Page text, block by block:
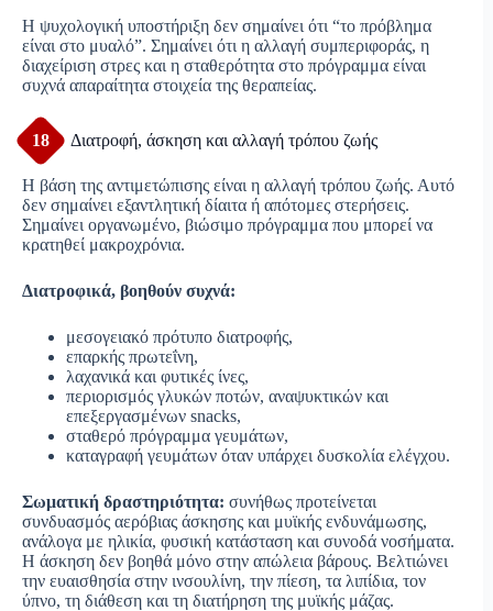
Η ψυχολογική υποστήριξη δεν σημαίνει ότι “το πρόβλημα
είναι στο μυαλό”. Σημαίνει ότι η αλλαγή συμπεριφοράς, η
διαχείριση στρες και η σταθερότητα στο πρόγραμμα είναι
συχνά απαραίτητα στοιχεία της θεραπείας.
18 Διατροφή, άσκηση και αλλαγή τρόπου ζωής
Η βάση της αντιμετώπισης είναι η αλλαγή τρόπου ζωής. Αυτό
δεν σημαίνει εξαντλητική δίαιτα ή απότομες στερήσεις.
Σημαίνει οργανωμένο, βιώσιμο πρόγραμμα που μπορεί να
κρατηθεί μακροχρόνια.
Διατροφικά, βοηθούν συχνά:
μεσογειακό πρότυπο διατροφής,
επαρκής πρωτεΐνη,
λαχανικά και φυτικές ίνες,
περιορισμός γλυκών ποτών, αναψυκτικών και
επεξεργασμένων snacks,
σταθερό πρόγραμμα γευμάτων,
καταγραφή γευμάτων όταν υπάρχει δυσκολία ελέγχου.
Σωματική δραστηριότητα: συνήθως προτείνεται
συνδυασμός αερόβιας άσκησης και μυϊκής ενδυνάμωσης,
ανάλογα με ηλικία, φυσική κατάσταση και συνοδά νοσήματα.
Η άσκηση δεν βοηθά μόνο στην απώλεια βάρους. Βελτιώνει
την ευαισθησία στην ινσουλίνη, την πίεση, τα λιπίδια, τον
ύπνο, τη διάθεση και τη διατήρηση της μυϊκής μάζας.